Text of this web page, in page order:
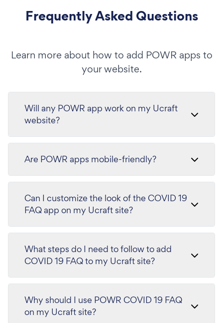
Frequently Asked Questions
Learn more about how to add POWR apps to
your website.
Will any POWR app work on my Ucraft
website?
Are POWR apps mobile-friendly?
Can I customize the look of the COVID 19
FAQ app on my Ucraft site?
What steps do I need to follow to add
COVID 19 FAQ to my Ucraft site?
Why should I use POWR COVID 19 FAQ
on my Ucraft site?